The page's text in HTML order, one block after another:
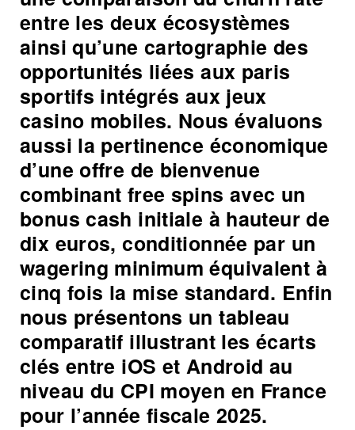
entre les deux écosystèmes
ainsi qu’une cartographie des
opportunités liées aux paris
sportifs intégrés aux jeux
casino mobiles. Nous évaluons
aussi la pertinence économique
d’une offre de bienvenue
combinant free spins avec un
bonus cash initiale à hauteur de
dix euros, conditionnée par un
wagering minimum équivalent à
cinq fois la mise standard. Enfin
nous présentons un tableau
comparatif illustrant les écarts
clés entre iOS et Android au
niveau du CPI moyen en France
pour l’année fiscale 2025.